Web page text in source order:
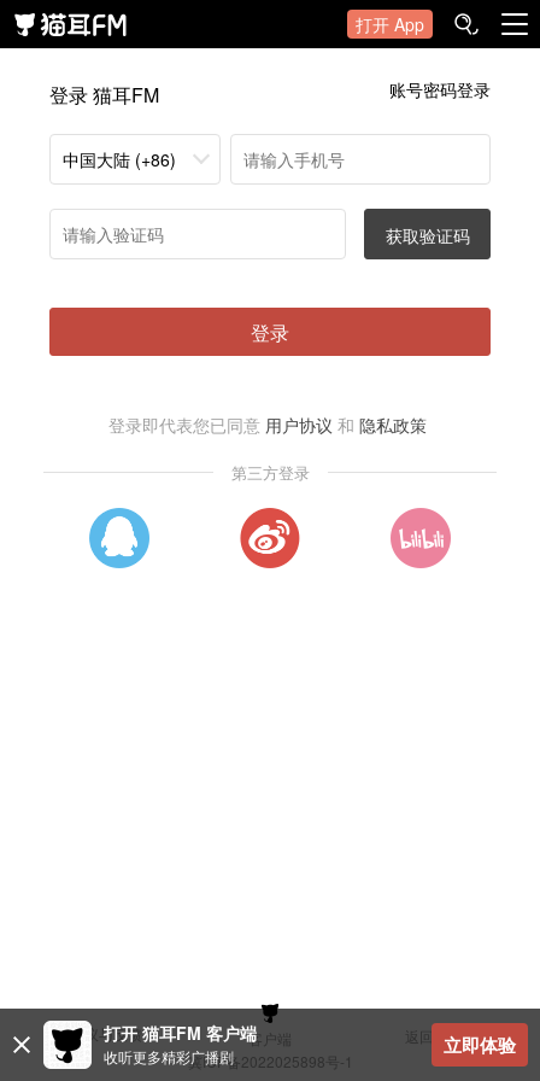
打开 App
登录 猫耳FM 账号密码登录
中国大陆 (+86)
获取验证码
登录
登录即代表您已同意 用户协议 和 隐私政策
第三方登录
建议与反馈 客户端
返回顶部
冀ICP备2022025898号-1
打开 猫耳FM 客户端
收听更多精彩广播剧 立即体验